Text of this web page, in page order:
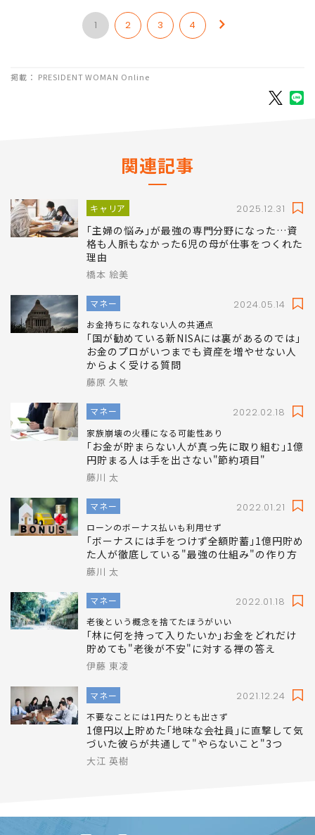
次のページ
医療費自己負担の限度額が月2万円の健保も
関連記事
キャリア
｢主婦の悩み｣が最強の専門分野になった…資
理由
橋本 絵美
マネー 2024.05.14
お金持ちになれない人の共通点
｢国が勧めている新NISAには裏があるのでは｣
からよく受ける質問
藤原 久敏
マネー 2022.02.18
家族崩壊の火種になる可能性あり
円貯まる人は手を出さない"節約項目"
藤川 太
マネー 2022.01.21
ローンのボーナス払いも利用せず
た人が徹底している"最強の仕組み"の作り方
藤川 太
マネー 2022.01.18
老後という概念を捨てたほうがいい
貯めても"老後が不安"に対する禅の答え
伊藤 東凌
マネー 2021.12.24
不要なことには1円たりとも出さず